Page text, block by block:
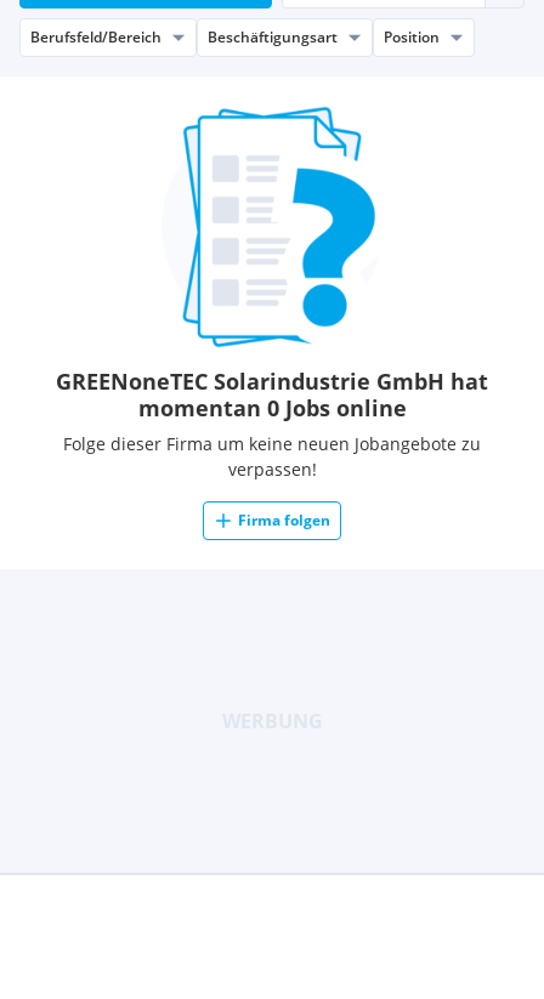
investieren laufend in Marktinnovationen und wachsen
gemeinsam mit unseren Kunden.
Berufsfeld/Bereich Beschäftigungsart Position
GREENoneTEC Solarindustrie GmbH hat
momentan 0 Jobs online
Folge dieser Firma um keine neuen Jobangebote zu
verpassen!
Firma folgen